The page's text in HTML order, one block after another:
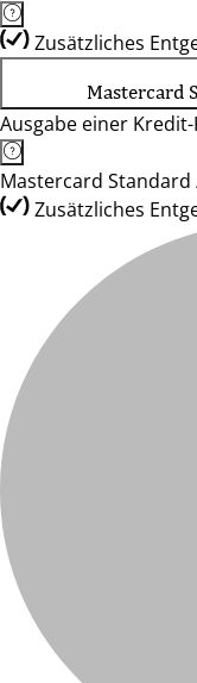
Zusätzliches
Mastercard
Ausgabe einer
Mastercard Standard
Zusätzliches